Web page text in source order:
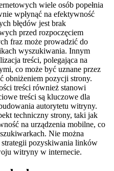
wiele osób popełnia
wpłynąć na efektywność
błędów jest brak
przed rozpoczęciem
fraz może prowadzić do
wyszukiwania. Innym
treści, polegająca na
co może być uznane przez
obniżeniem pozycji strony.
treści również stanowi
treści są kluczowe dla
autorytetu witryny.
techniczny strony, taki jak
na urządzenia mobilne, co
Nie można
pozyskiwania linków
witryny w internecie.